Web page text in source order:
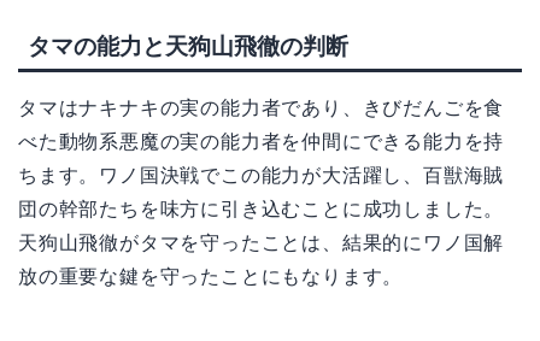
タマの能力と天狗山飛徹の判断
タマはナキナキの実の能力者であり、きびだんごを食
べた動物系悪魔の実の能力者を仲間にできる能力を持
ちます。ワノ国決戦でこの能力が大活躍し、百獣海賊
団の幹部たちを味方に引き込むことに成功しました。
天狗山飛徹がタマを守ったことは、結果的にワノ国解
放の重要な鍵を守ったことにもなります。